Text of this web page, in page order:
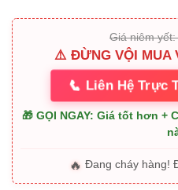
Giá niêm yết:
⚠️ ĐỪNG VỘI MUA
📞 Liên Hệ Trực
🎁 GỌI NGAY: Giá tốt hơn +
🔥 Đang cháy hàng!